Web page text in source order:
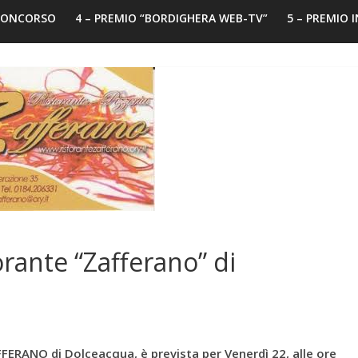
4 – PREMIO “BORDIGHERA WEB-TV” 5 – PREMIO
“Zafferano” di
di Dolceacqua, è prevista per Venerdì 22, alle ore